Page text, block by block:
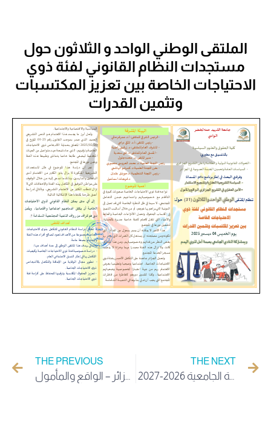
الملتقى الوطني الواحد و الثلاثون حول
مستجدات النظام القانوني لفئة ذوي
الاحتياجات الخاصة بين تعزيز المكتسبات
وتثمين القدرات
THE PREVIOUS
الملتقى الوطني الثلاثون حول الأمن القانوني للملكية العقارية في الجزائر – الواقع والمأمول
THE NEXT
اعلان عن منح الحكومة الهنغارية – السنة الجامعية 2026-2027